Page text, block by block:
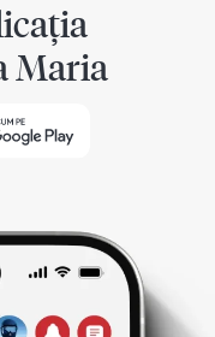
Maria